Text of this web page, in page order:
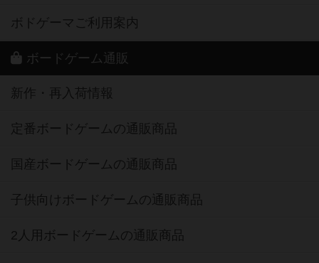
ボドゲーマご利用案内
ボードゲーム通販
新作・再入荷情報
定番ボードゲームの通販商品
国産ボードゲームの通販商品
子供向けボードゲームの通販商品
2人用ボードゲームの通販商品